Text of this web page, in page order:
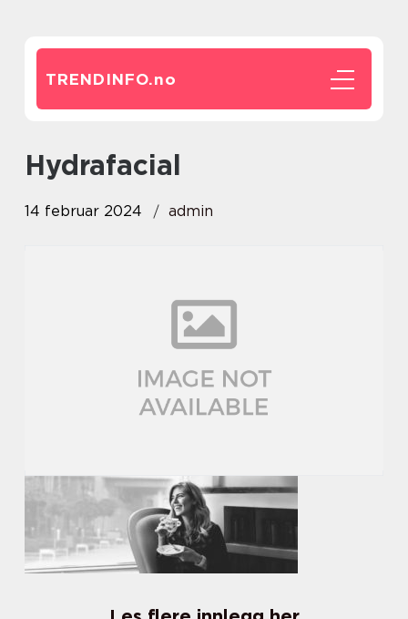
TRENDINFO.no
Hydrafacial
14 februar 2024 admin